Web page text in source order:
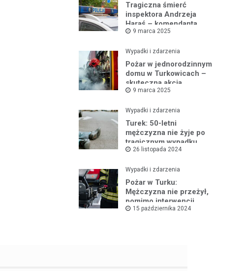
Tragiczna śmierć
inspektora Andrzeja
Haraś – komendanta
policji w Turku po kolizji z
9 marca 2025
Wypadki i zdarzenia
Pożar w jednorodzinnym
domu w Turkowicach –
skuteczna akcja
strażaków uniemożliwiła
rozprzestrzenianie się
ognia
9 marca 2025
Wypadki i zdarzenia
Turek: 50-letni
mężczyzna nie żyje po
tragicznym wypadku
samochodowym
26 listopada 2024
Wypadki i zdarzenia
Pożar w Turku:
Mężczyzna nie przeżył,
pomimo interwencji
straży pożarnej
15 października 2024